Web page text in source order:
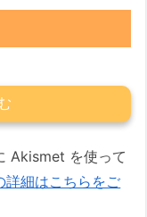
Akismet を使って
詳細はこちらをご